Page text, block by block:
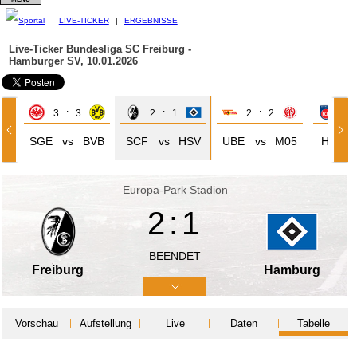
LIVE-TICKER | ERGEBNISSE
Live-Ticker Bundesliga SC Freiburg -
Hamburger SV, 10.01.2026
3 : 3
SGE vs BVB
2 : 1
SCF vs HSV
2 : 2
UBE vs M05 HEI
Europa-Park Stadion
Freiburg
2:1
BEENDET
Hamburg
Vorschau Aufstellung Live Daten Tabelle